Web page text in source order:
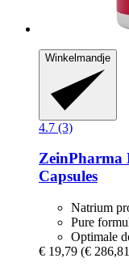
Winkelmandje
4.7 (3)
ZeinPharma
Capsules
Natrium
Pure
Optimale
€ 19,79 (€